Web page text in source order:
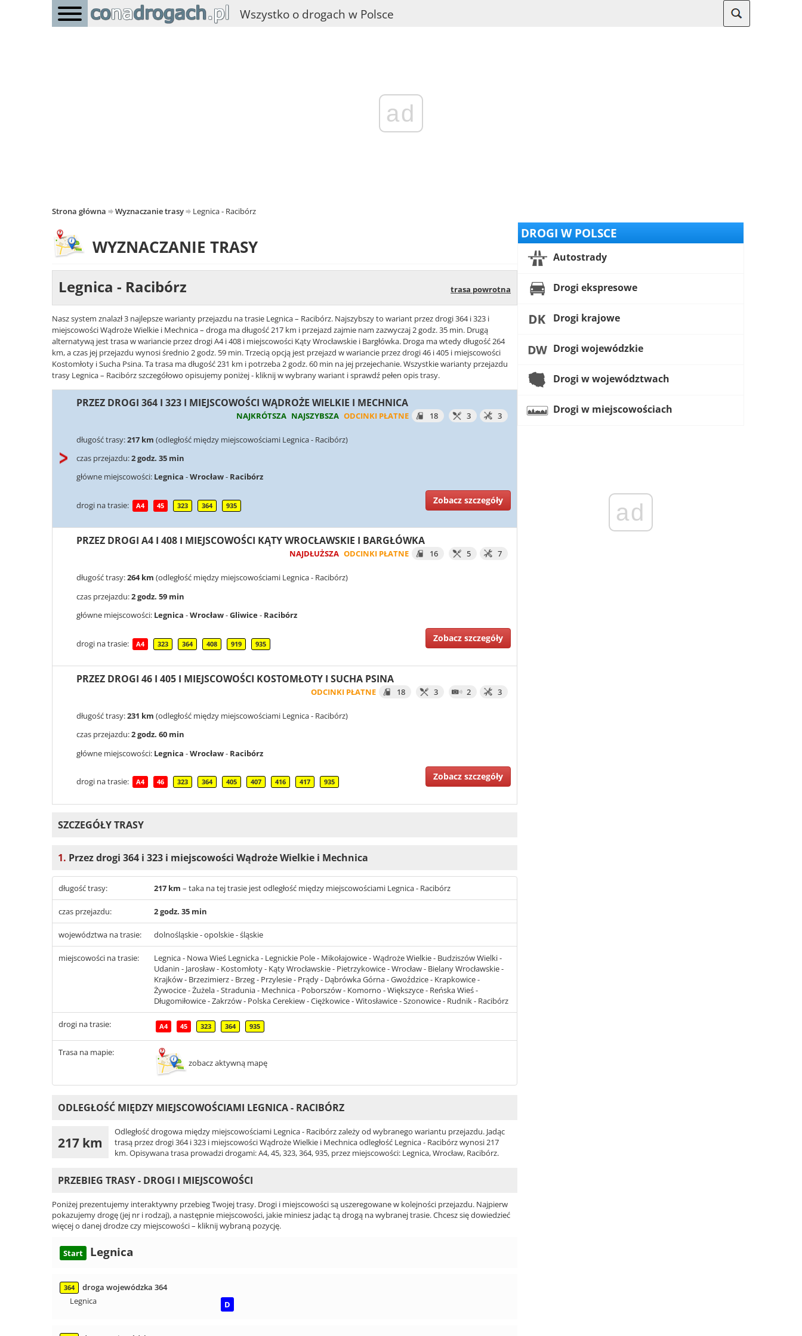
Wszystko o drogach w Polsce
ad
Strona główna Wyznaczanie trasy Legnica - Racibórz
WYZNACZANIE TRASY
Legnica - Racibórz trasa powrotna
Nasz system znalazł 3 najlepsze warianty przejazdu na trasie Legnica – Racibórz. Najszybszy to wariant przez drogi 364 i 323 i
miejscowości Wądroże Wielkie i Mechnica – droga ma długość 217 km i przejazd zajmie nam zazwyczaj 2 godz. 35 min. Drugą
alternatywą jest trasa w wariancie przez drogi A4 i 408 i miejscowości Kąty Wrocławskie i Bargłówka. Droga ma wtedy długość 264
km, a czas jej przejazdu wynosi średnio 2 godz. 59 min. Trzecią opcją jest przejazd w wariancie przez drogi 46 i 405 i miejscowości
Kostomłoty i Sucha Psina. Ta trasa ma długość 231 km i potrzeba 2 godz. 60 min na jej przejechanie. Wszystkie warianty przejazdu
trasy Legnica – Racibórz szczegółowo opisujemy poniżej - kliknij w wybrany wariant i sprawdź pełen opis trasy.
PRZEZ DROGI 364 I 323 I MIEJSCOWOŚCI WĄDROŻE WIELKIE I MECHNICA
NAJKRÓTSZA NAJSZYBSZA ODCINKI PŁATNE 18 3 3
długość trasy:217 km (odległość między miejscowościami Legnica - Racibórz)
czas przejazdu:2 godz. 35 min
główne miejscowości: Legnica -Wrocław- Racibórz
drogi na trasie: A4 45 323 364 935
Zobacz szczegóły
PRZEZ DROGI A4 I 408 I MIEJSCOWOŚCI KĄTY WROCŁAWSKIE I BARGŁÓWKA
NAJDŁUŻSZA ODCINKI PŁATNE 16 5 7
długość trasy:264 km (odległość między miejscowościami Legnica - Racibórz)
czas przejazdu:2 godz. 59 min
główne miejscowości: Legnica -Wrocław-Gliwice- Racibórz
drogi na trasie: A4 323 364 408 919 935
Zobacz szczegóły
PRZEZ DROGI 46 I 405 I MIEJSCOWOŚCI KOSTOMŁOTY I SUCHA PSINA
ODCINKI PŁATNE 18 3 2 3
długość trasy:231 km (odległość między miejscowościami Legnica - Racibórz)
czas przejazdu:2 godz. 60 min
główne miejscowości: Legnica -Wrocław- Racibórz
drogi na trasie: A4 46 323 364 405 407 416 417 935
Zobacz szczegóły
SZCZEGÓŁY TRASY
1. Przez drogi 364 i 323 i miejscowości Wądroże Wielkie i Mechnica
długość trasy: 217 km – taka na tej trasie jest odległość między miejscowościami Legnica - Racibórz
czas przejazdu: 2 godz. 35 min
województwa na trasie: dolnośląskie - opolskie - śląskie
miejscowości na trasie:
Legnica - Nowa Wieś Legnicka - Legnickie Pole - Mikołajowice - Wądroże Wielkie - Budziszów Wielki -
Udanin - Jarosław - Kostomłoty - Kąty Wrocławskie - Pietrzykowice - Wrocław - Bielany Wrocławskie -
Krajków - Brzezimierz - Brzeg - Przylesie - Prądy - Dąbrówka Górna - Gwoździce - Krapkowice -
Żywocice - Żużela - Stradunia - Mechnica - Poborszów - Komorno - Większyce - Reńska Wieś -
Długomiłowice - Zakrzów - Polska Cerekiew - Ciężkowice - Witosławice - Szonowice - Rudnik - Racibórz
drogi na trasie: A4 45 323 364 935
Trasa na mapie:
zobacz aktywną mapę
ODLEGŁOŚĆ MIĘDZY MIEJSCOWOŚCIAMI LEGNICA - RACIBÓRZ
217 km
Odległość drogowa między miejscowościami Legnica - Racibórz zależy od wybranego wariantu przejazdu. Jadąc
trasą przez drogi 364 i 323 i miejscowości Wądroże Wielkie i Mechnica odległość Legnica - Racibórz wynosi 217
km. Opisywana trasa prowadzi drogami: A4, 45, 323, 364, 935, przez miejscowości: Legnica, Wrocław, Racibórz.
PRZEBIEG TRASY - DROGI I MIEJSCOWOŚCI
Poniżej prezentujemy interaktywny przebieg Twojej trasy. Drogi i miejscowości są uszeregowane w kolejności przejazdu. Najpierw
pokazujemy drogę (jej nr i rodzaj), a następnie miejscowości, jakie miniesz jadąc tą drogą na wybranej trasie. Chcesz się dowiedzieć
więcej o danej drodze czy miejscowości – kliknij wybraną pozycję.
Start Legnica
364
droga wojewódzka 364
Legnica
D
DROGI W POLSCE
Autostrady
Drogi ekspresowe
Drogi krajowe
Drogi wojewódzkie
Drogi w województwach
Drogi w miejscowościach
ad